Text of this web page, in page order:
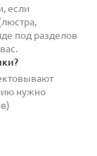
если
под разделов
нужно